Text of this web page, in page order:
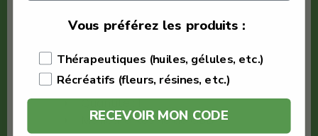
7.80
La Petite Herboristerie
Quantité : 1
Meilleure Résine de CBD
Vous préférez les produits :
Thérapeutiques (huiles, gélules, etc.)
Récréatifs (fleurs, résines, etc.)
RECEVOIR MON CODE